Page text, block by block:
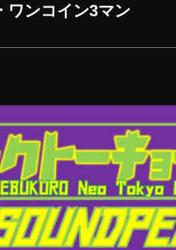
ワンコイン3マン